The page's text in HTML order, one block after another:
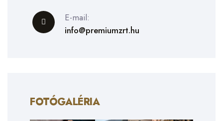
E-mail:
info@premiumzrt.hu
FOTÓGALÉRIA